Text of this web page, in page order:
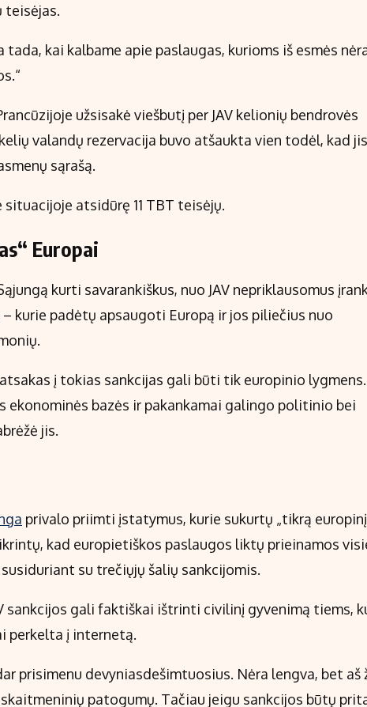
teisėjas.
tada, kai kalbame apie paslaugas, kurioms iš esmės
užsisakė viešbutį per JAV kelionių bendrovės
valandų rezervacija buvo atšaukta vien todėl, kad
sąrašą.
atsidūrę 11 TBT teisėjų.
Europai
kurti savarankiškus, nuo JAV nepriklausomus
kurie padėtų apsaugoti Europą ir jos piliečius nuo
į tokias sankcijas gali būti tik europinio lygmens.
ekonominės bazės ir pakankamai galingo politinio bei
jis.
privalo priimti įstatymus, kurie sukurtų „tikrą europinį
kad europietiškos paslaugos liktų prieinamos
su trečiųjų šalių sankcijomis.
sankcijos gali faktiškai ištrinti civilinį gyvenimą tiems,
perkelta į internetą.
prisimenu devyniasdešimtuosius. Nėra lengva, bet aš
patogumų. Tačiau jeigu sankcijos būtų